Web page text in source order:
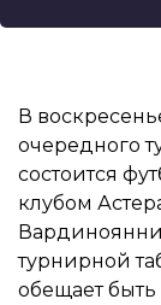
В
очередного
состоится
клубом
турнирной
обещает быть